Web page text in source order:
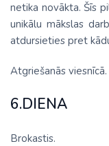
netika novākta. Šīs
unikālu mākslas
atdursieties pret
Atgriešanās viesnīcā.
6.DIENA
Brokastis.